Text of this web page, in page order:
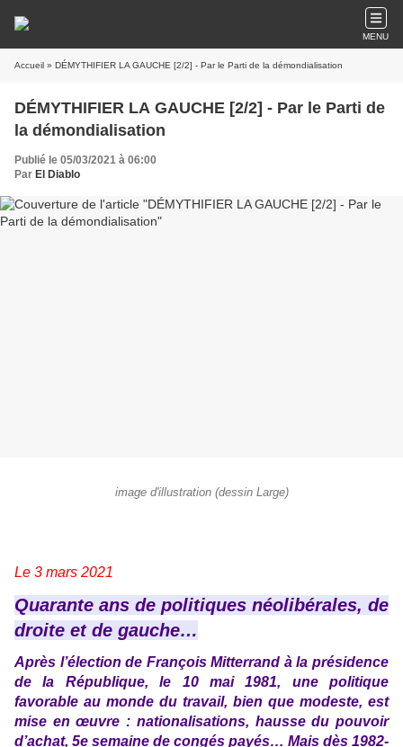
MENU
Accueil » DÉMYTHIFIER LA GAUCHE [2/2] - Par le Parti de la démondialisation
DÉMYTHIFIER LA GAUCHE [2/2] - Par le Parti de
la démondialisation
Publié le 05/03/2021 à 06:00
Par El Diablo
image d'illustration (dessin Large)
Le 3 mars 2021
Quarante ans de politiques néolibérales, de
droite et de gauche…
Après l’élection de François Mitterrand à la présidence
de la République, le 10 mai 1981, une politique
favorable au monde du travail, bien que modeste, est
mise en œuvre : nationalisations, hausse du pouvoir
d’achat, 5e semaine de congés payés… Mais dès 1982-